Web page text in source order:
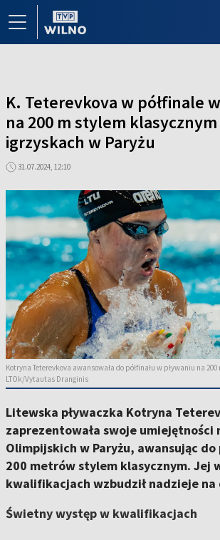
K. Teterevkova w półfinale
na 200 m stylem
igrzyskach w Paryżu
31.07.2024, 12:10
Kotryna Teterevkova awansowała do półfinału w pływaniu na
LTOk/Vytautas Dranginis
Litewska pływaczka Kotryna
zaprezentowała swoje umiejętności
Olimpijskich w Paryżu, awansując do
200 metrów stylem klasycznym. Jej
kwalifikacjach wzbudził nadzieje na
Świetny występ w kwalifikacjach